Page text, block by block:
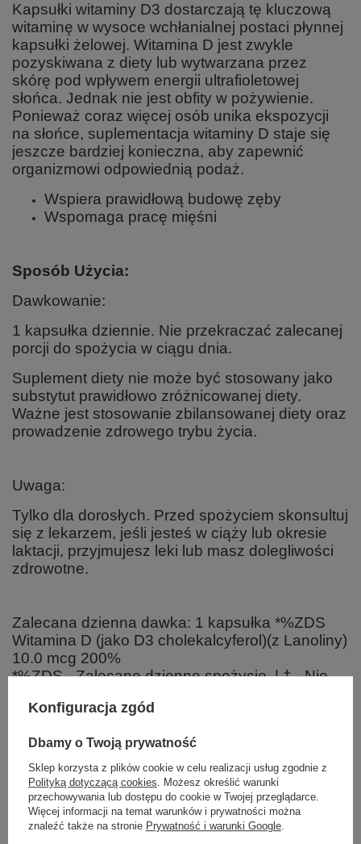
Kapsułki witaminy D3 dostarczają tę kluczową
witaminę w wysoce wchłanialnej postaci płynnej
kapsułki żelowej. Witamina D jest zwykle
pozyskiwana z diety lub wytwarzana przez
skórę pod wpływem energii ultrafioletowej
słońca. Jednak nie jest obfity w pożywienie.
Ponieważ coraz więcej osób unika ekspozycji
na słońce, suplementacja witaminy D staje się
jeszcze bardziej konieczna, aby zapewnić
organizmowi odpowiednią podaż.
Wspiera prawidłową budowę zęby
Wspomaga pracę mięśni
Sposób Użycia:
Dawkowanie:
1 kapsułka dziennie. Nie przekraczać zalecanej
porcji do spożycia w ciągu dnia.
Suplement diety nie może być stosowany jako
substytut prawidłowo zróżnicowanej diety.
Ważne jest stosowanie zbilansowanej diety oraz
prowadzenie zdrowego trybu życia.
Uwaga:
Tylko dla dorosłych. Przed spożyciem skonsultuj
się z lekarzem, jeśli jesteś w ciąży lub okresie
laktacji, przyjmujesz leki lub masz dolegliwości
zdrowotne.
Zalecana dzienna dawka: 1 kapsułka *%ZDS
Witamina D (jako D3 cholekalcyferol)(z Lanoliny)
10.0 mcg 200%
*%ZDS - Zalecane dzienne spożycie. | † - Nie
Składniki:
Witamina D, organiczna oliwa z oliwek z pierwszego tłoczenia, softgel:
[żelatyna wołowa (wolna od BSE), gliceryna, woda], olej z krokosza.
Konfiguracja zgód
Dbamy o Twoją prywatność
Sklep korzysta z plików cookie w celu realizacji usług zgodnie z
Polityką dotyczącą cookies. Możesz określić warunki
przechowywania lub dostępu do cookie w Twojej przeglądarce.
Więcej informacji na temat warunków i prywatności można
znaleźć także na stronie Prywatność i warunki Google.